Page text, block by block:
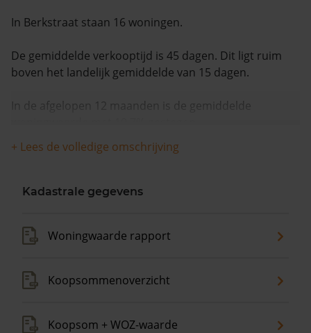
In Berkstraat staan 16 woningen.
De gemiddelde verkooptijd is 45 dagen. Dit ligt ruim
boven het landelijk gemiddelde van 15 dagen.
In de afgelopen 12 maanden is de gemiddelde
+ Lees de volledige omschrijving
Kadastrale gegevens
Woningwaarde rapport
Koopsommenoverzicht
Koopsom + WOZ-waarde